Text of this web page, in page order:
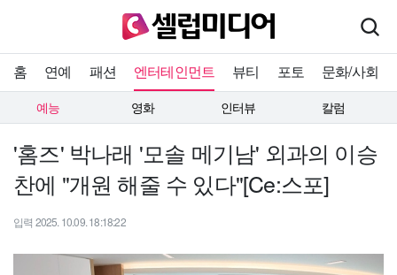
홈 연예 패션 엔터테인먼트 뷰티 포토 문화/사회
예능 영화 인터뷰 칼럼
'홈즈' 박나래 '모솔 메기남' 외과의 이승
찬에 "개원 해줄 수 있다"[Ce:스포]
입력 2025. 10.09. 18:18:22